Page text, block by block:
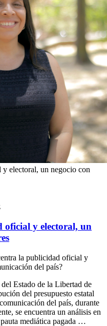
electoral, un negocio con
oficial y electoral, un
la publicidad oficial y
del país?
Estado de la Libertad de
del presupuesto estatal
del país, durante
se encuentra un análisis en
mediática pagada …